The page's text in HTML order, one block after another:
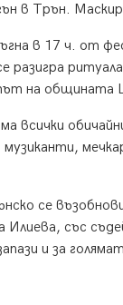
в Трън.
в 17 ч. от
на
всички
се
Илиева, със
и за